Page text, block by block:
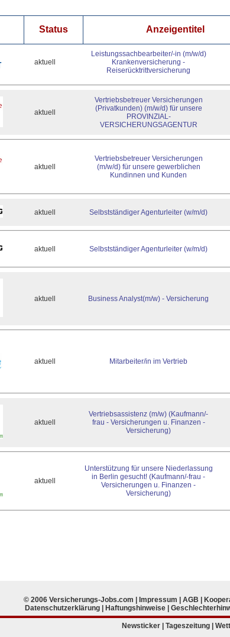
Status Anzeigentitel
aktuell
Leistungssachbearbeiter/-in (m/w/d)
Krankenversicherung -
Reiserücktrittversicherung
aktuell
Vertriebsbetreuer Versicherungen
(Privatkunden) (m/w/d) für unsere
PROVINZIAL-
VERSICHERUNGSAGENTUR
aktuell
Vertriebsbetreuer Versicherungen
(m/w/d) für unsere gewerblichen
Kundinnen und Kunden
aktuell Selbstständiger Agenturleiter (w/m/d)
aktuell Selbstständiger Agenturleiter (w/m/d)
aktuell Business Analyst(m/w) - Versicherung
aktuell Mitarbeiter/in im Vertrieb
aktuell
Vertriebsassistenz (m/w) (Kaufmann/-
frau - Versicherungen u. Finanzen -
Versicherung)
aktuell
Unterstützung für unsere Niederlassung
in Berlin gesucht! (Kaufmann/-frau -
Versicherungen u. Finanzen -
Versicherung)
© 2006 Versicherungs-Jobs.com | Impressum AGB
Datenschutzerklärung
Haftungshinweise
Newsticker| Tageszeitung|